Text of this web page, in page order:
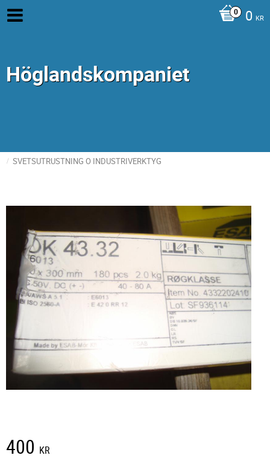
0 KR
Höglandskompaniet
SVETSUTRUSTNING O INDUSTRIVERKTYG
400 KR